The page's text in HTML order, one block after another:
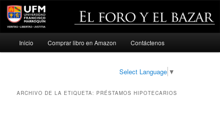
Ir
Ir
Inicio Comprar libro en Amazon Contáctenos
Select Language ▼
ARCHIVO DE LA ETIQUETA: PRÉSTAMOS HIPOTECARIOS